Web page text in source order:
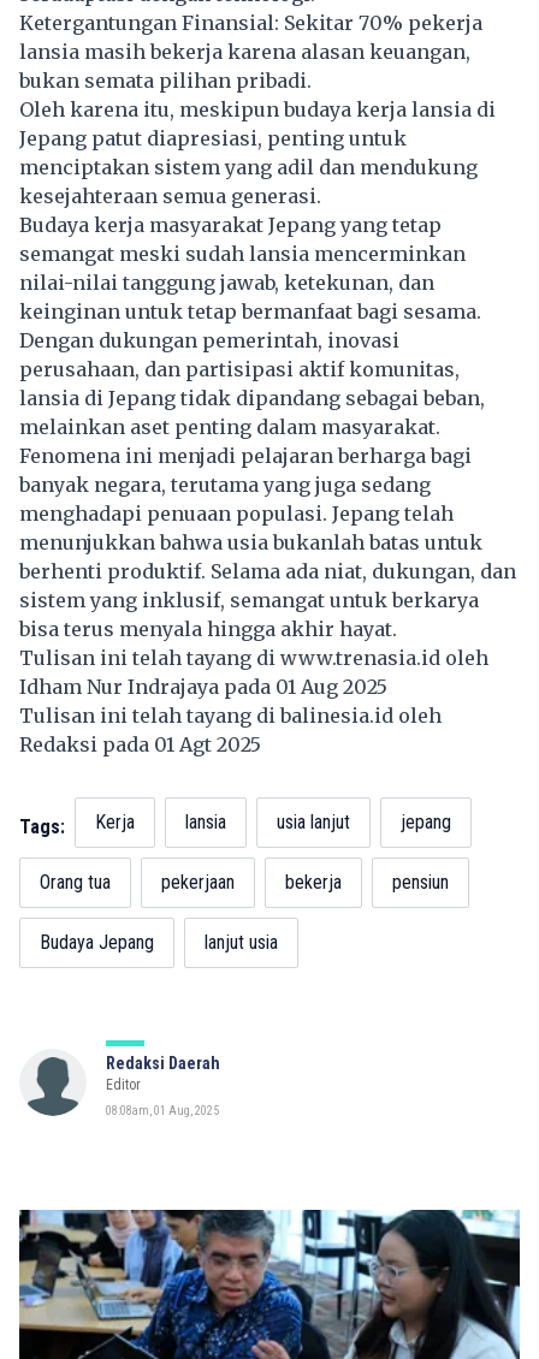
Ketergantungan Finansial: Sekitar 70% pekerja
lansia masih bekerja karena alasan keuangan,
bukan semata pilihan pribadi.
Oleh karena itu, meskipun budaya kerja lansia di
Jepang patut diapresiasi, penting untuk
menciptakan sistem yang adil dan mendukung
kesejahteraan semua generasi.
Budaya kerja masyarakat Jepang yang tetap
semangat meski sudah lansia mencerminkan
nilai-nilai tanggung jawab, ketekunan, dan
keinginan untuk tetap bermanfaat bagi sesama.
Dengan dukungan pemerintah, inovasi
perusahaan, dan partisipasi aktif komunitas,
lansia di Jepang tidak dipandang sebagai beban,
melainkan aset penting dalam masyarakat.
Fenomena ini menjadi pelajaran berharga bagi
banyak negara, terutama yang juga sedang
menghadapi penuaan populasi. Jepang telah
menunjukkan bahwa usia bukanlah batas untuk
berhenti produktif. Selama ada niat, dukungan, dan
sistem yang inklusif, semangat untuk berkarya
bisa terus menyala hingga akhir hayat.
Tulisan ini telah tayang di www.trenasia.id oleh
Idham Nur Indrajaya pada 01 Aug 2025
Tulisan ini telah tayang dibalinesia.id oleh
Redaksi pada 01 Agt 2025
Tags: Kerja lansia usia lanjut jepang
Orang tua pekerjaan bekerja pensiun
Budaya Jepang lanjut usia
Redaksi Daerah
Editor
08:08am, 01 Aug, 2025